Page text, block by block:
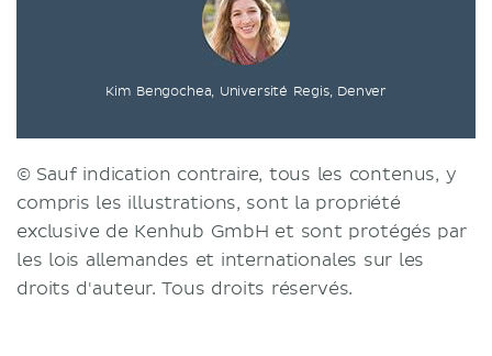
Kim Bengochea, Université Regis, Denver
© Sauf indication contraire, tous les contenus, y
compris les illustrations, sont la propriété
exclusive de Kenhub GmbH et sont protégés par
les lois allemandes et internationales sur les
droits d'auteur. Tous droits réservés.